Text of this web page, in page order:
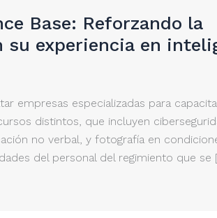
Base: Reforzando la
experiencia en
empresas especializadas para
distintos, que incluyen
no verbal, y fotografía en
del personal del regimiento que se